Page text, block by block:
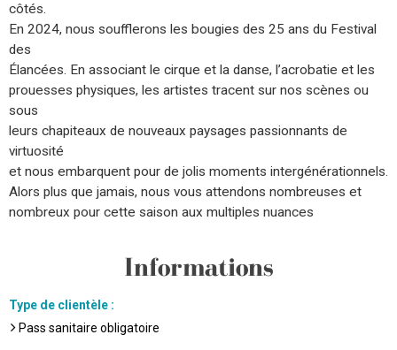
côtés.
En 2024, nous soufflerons les bougies des 25 ans du Festival
des
Élancées. En associant le cirque et la danse, l’acrobatie et les
prouesses physiques, les artistes tracent sur nos scènes ou
sous
leurs chapiteaux de nouveaux paysages passionnants de
virtuosité
et nous embarquent pour de jolis moments intergénérationnels.
Alors plus que jamais, nous vous attendons nombreuses et
nombreux pour cette saison aux multiples nuances
Informations
Type de clientèle :
Pass sanitaire obligatoire